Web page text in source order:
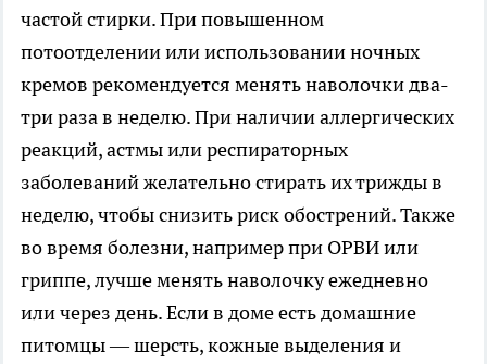
частой стирки. При повышенном
потоотделении или использовании ночных
кремов рекомендуется менять наволочки два-
три раза в неделю. При наличии аллергических
реакций, астмы или респираторных
заболеваний желательно стирать их трижды в
неделю, чтобы снизить риск обострений. Также
во время болезни, например при ОРВИ или
гриппе, лучше менять наволочку ежедневно
или через день. Если в доме есть домашние
питомцы — шерсть, кожные выделения и